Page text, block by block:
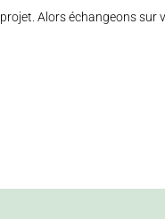
projet. Alors échangeons sur